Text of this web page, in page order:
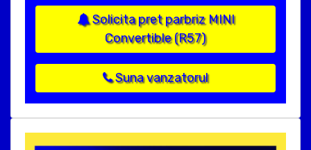
Solicita pret parbriz MINI
Convertible (R57)
Suna vanzatorul